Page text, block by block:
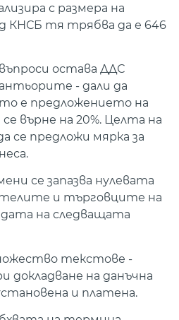
с размера на
КНСБ тя трябва да е 646
остава ДДС
- дали да
е предложението на
върне на 20%. Целта на
се предложи мярка за
се запазва нулевата
и търговците на
на следващата
текстове -
докладване на данъчна
и платена.